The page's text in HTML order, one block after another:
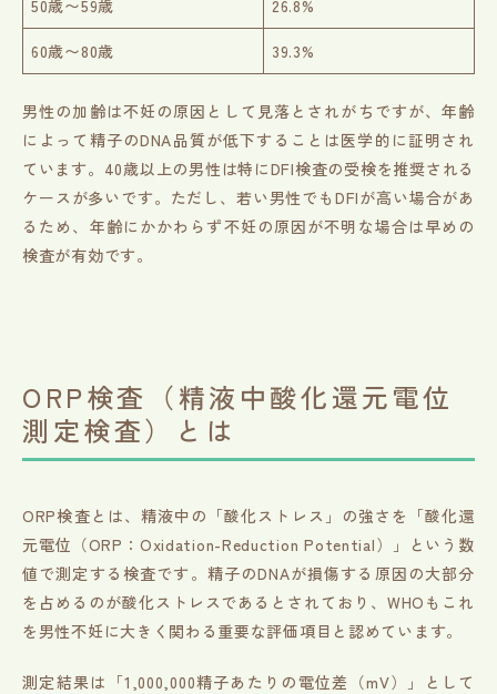
50歳〜59歳 26.8%
60歳〜80歳 39.3%
男性の加齢は不妊の原因として見落とされがちですが、年齢
によって精子のDNA品質が低下することは医学的に証明され
ています。40歳以上の男性は特にDFI検査の受検を推奨される
ケースが多いです。ただし、若い男性でもDFIが高い場合があ
るため、年齢にかかわらず不妊の原因が不明な場合は早めの
検査が有効です。
ORP検査（精液中酸化還元電位
測定検査）とは
ORP検査とは、精液中の「酸化ストレス」の強さを「酸化還
元電位（ORP：Oxidation-Reduction Potential）」という数
値で測定する検査です。精子のDNAが損傷する原因の大部分
を占めるのが酸化ストレスであるとされており、WHOもこれ
を男性不妊に大きく関わる重要な評価項目と認めています。
測定結果は「1,000,000精子あたりの電位差（mV）」として